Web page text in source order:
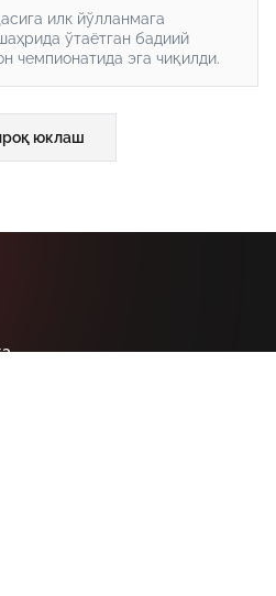
илк йўлланмага
ўтаётган бадиий
чемпионатида эга чиқилди.
юклаш